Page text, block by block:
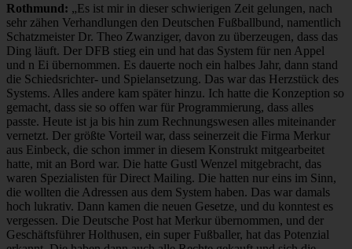
Rothmund: „Es ist mir in dieser schwierigen Zeit gelungen, nach
sehr zähen Verhandlungen den Deutschen Fußballbund, namentlich
Schatzmeister Dr. Theo Zwanziger, davon zu überzeugen, dass das
Ding läuft. Der DFB stieg ein und hat das System für nen Appel
und n Ei übernommen. Es dauerte noch ein halbes Jahr, dann stand
die Schiedsrichter- und Spielansetzung. Das war das Herzstück des
Systems. Alles andere kam später hinzu. Ich hatte die Konzeption so
gemacht, dass sie so offen war für Programmierung, dass alles
passte. Heute ist ja bis hin zum Rechnungswesen alles miteinander
vernetzt. Der größte Vorteil war, dass seinerzeit die Firma Merkur
aus Einbeck, die schon immer in diesem Konstrukt mitgearbeitet
hatte, mit an Bord war. Die hatte Gustl Wenzel mitgebracht, das
waren Spezialisten für Direct Mailing. Die hatten nur eins im Sinn,
die wollten die Adressen aus dem System haben. Das war damals
hoch lukrativ. Dann kamen die neuen Gesetze, und du konntest es
vergessen. Die Deutsche Post hat Merkur übernommen, und der
Geschäftsführer Holthusen, ein super Fußballer, hat das Potenzial